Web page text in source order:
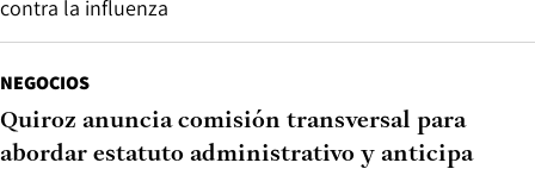
contra la influenza
NEGOCIOS
Quiroz anuncia comisión transversal para
abordar estatuto administrativo y anticipa